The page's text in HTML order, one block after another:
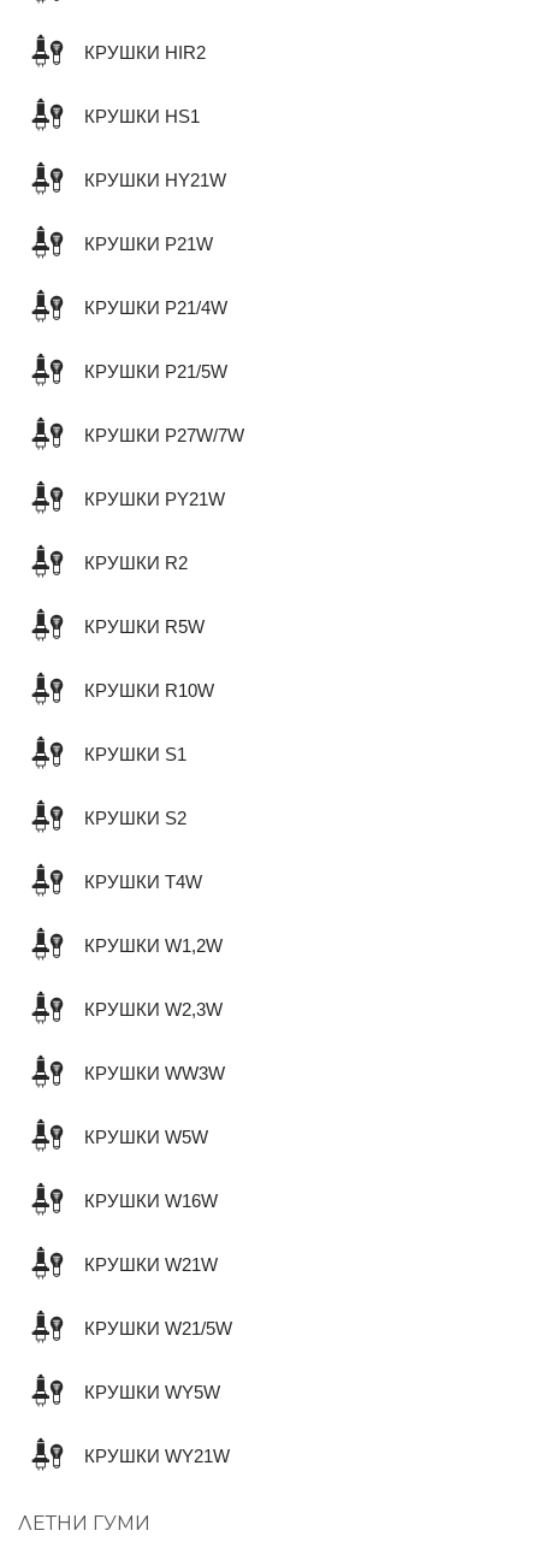
КРУШКИ HIR2
КРУШКИ HS1
КРУШКИ HY21W
КРУШКИ P21W
КРУШКИ P21/4W
КРУШКИ P21/5W
КРУШКИ P27W/7W
КРУШКИ PY21W
КРУШКИ R2
КРУШКИ R5W
КРУШКИ R10W
КРУШКИ S1
КРУШКИ S2
КРУШКИ T4W
КРУШКИ W1,2W
КРУШКИ W2,3W
КРУШКИ WW3W
КРУШКИ W5W
КРУШКИ W16W
КРУШКИ W21W
КРУШКИ W21/5W
КРУШКИ WY5W
КРУШКИ WY21W
ЛЕТНИ ГУМИ